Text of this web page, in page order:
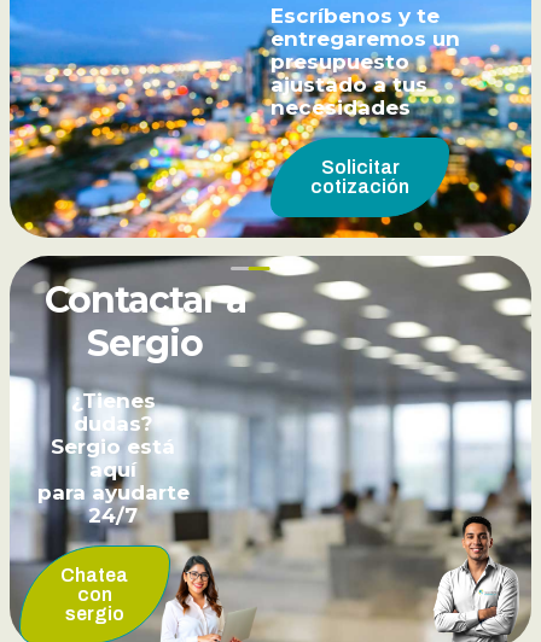
Escríbenos y te
entregaremos un
presupuesto
ajustado a tus
necesidades
Solicitar
cotización
Contactar a
Sergio
¿Tienes
dudas?
Sergio está
aquí
para ayudarte
24/7
Chatea
con
sergio